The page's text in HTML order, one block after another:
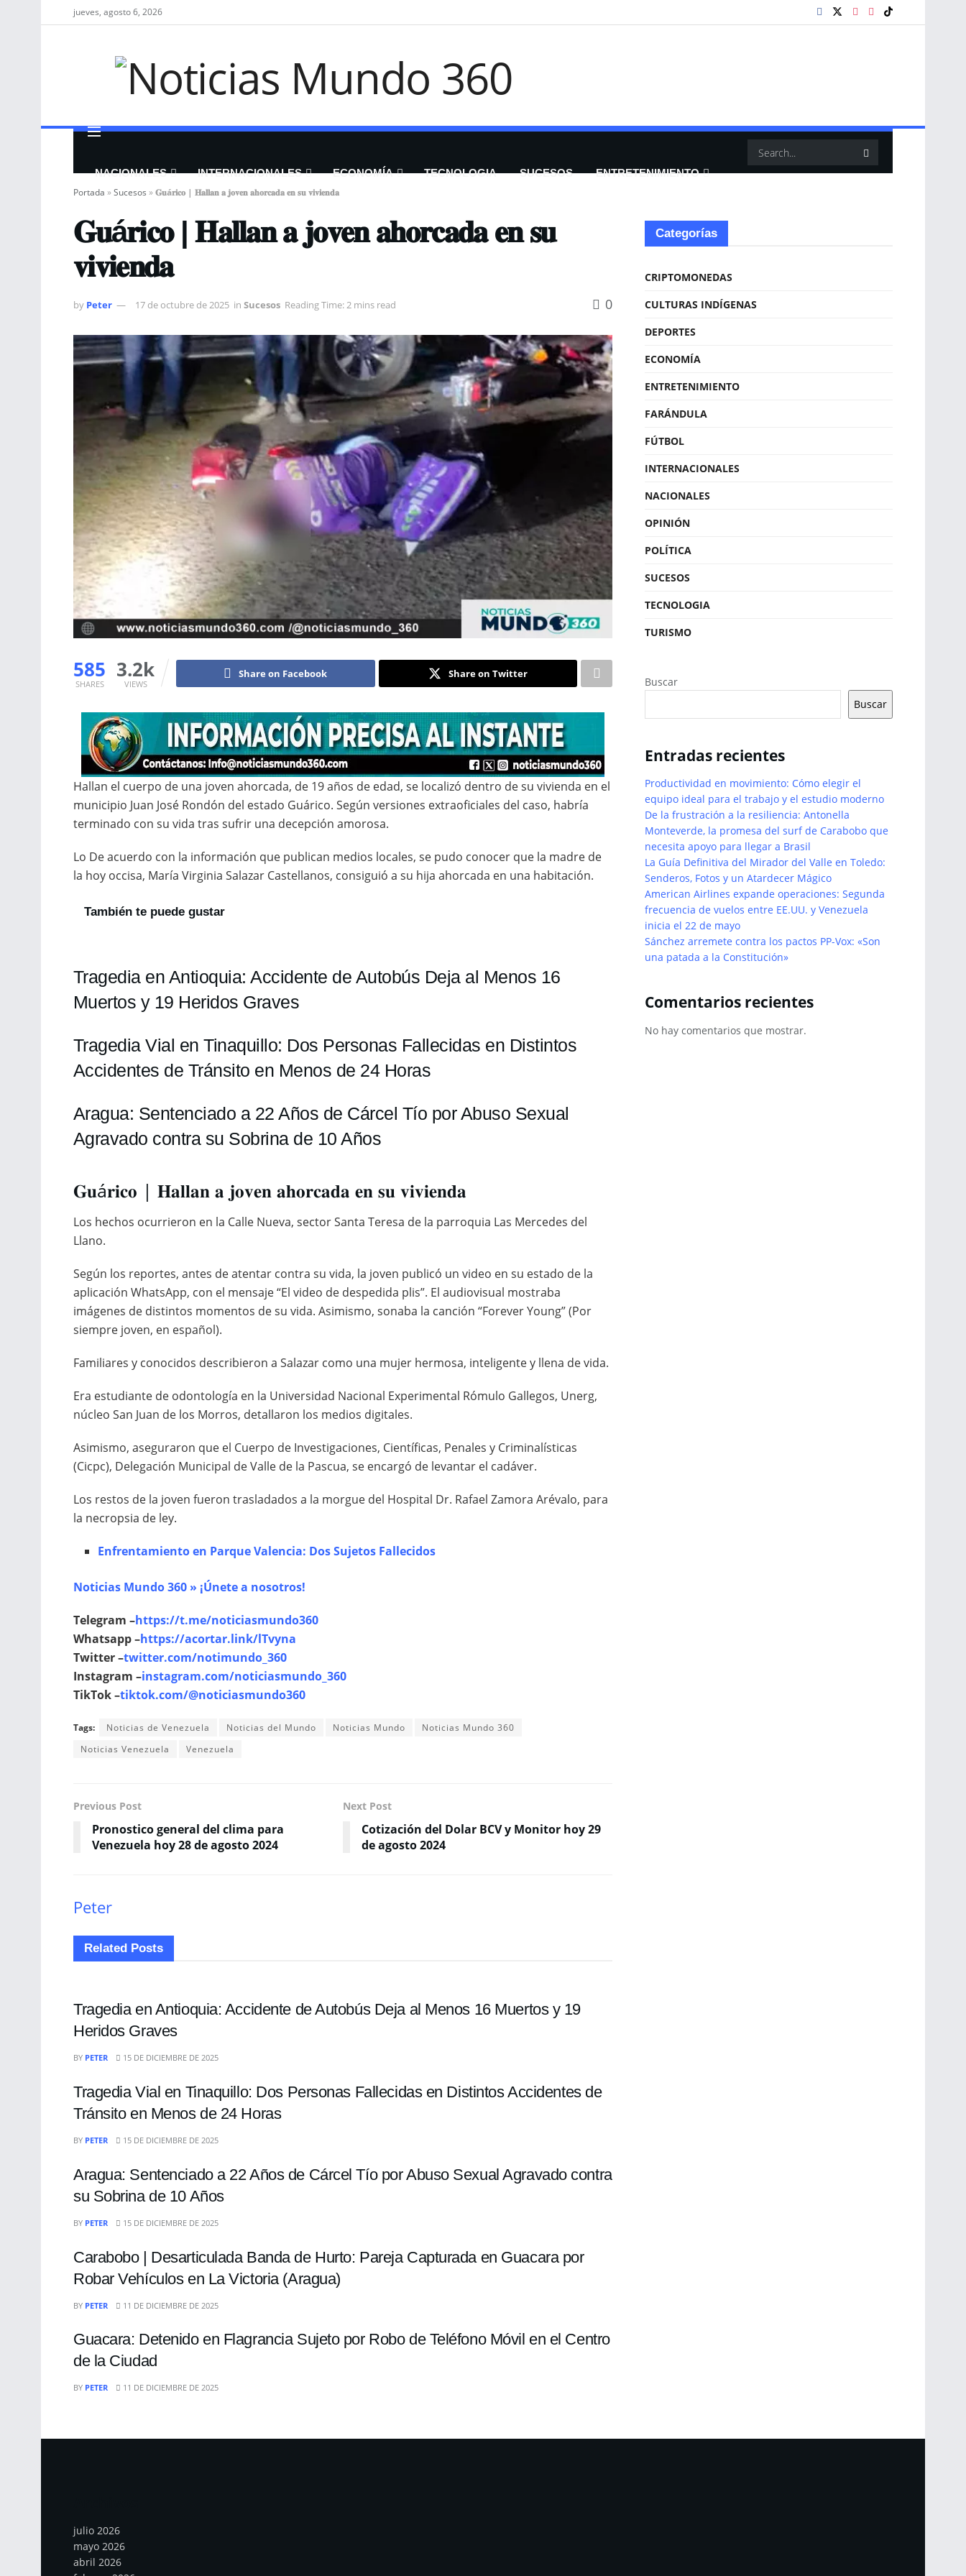
jueves, agosto 6, 2026
NACIONALES INTERNACIONALES ECONOMÍA TECNOLOGIA SUCESOS
ENTRETENIMIENTO
Portada »Sucesos »𝐆𝐮á𝐫𝐢𝐜𝐨 | 𝐇𝐚𝐥𝐥𝐚𝐧 𝐚 𝐣𝐨𝐯𝐞𝐧 𝐚𝐡𝐨𝐫𝐜𝐚𝐝𝐚 𝐞𝐧 𝐬𝐮 𝐯𝐢𝐯𝐢𝐞𝐧𝐝𝐚
𝐆𝐮á𝐫𝐢𝐜𝐨 | 𝐇𝐚𝐥𝐥𝐚𝐧 𝐚 𝐣𝐨𝐯𝐞𝐧 𝐚𝐡𝐨𝐫𝐜𝐚𝐝𝐚 𝐞𝐧 𝐬𝐮
𝐯𝐢𝐯𝐢𝐞𝐧𝐝𝐚
by Peter 17 de octubre de 2025 in Sucesos Reading Time: 2 mins read 0
585
SHARES
3.2k
VIEWS
Share on Facebook Share on Twitter
Hallan el cuerpo de una joven ahorcada, de 19 años de edad, se localizó dentro de su vivienda en el
municipio Juan José Rondón del estado Guárico. Según versiones extraoficiales del caso, habría
terminado con su vida tras sufrir una decepción amorosa.
Lo De acuerdo con la información que publican medios locales, se pudo conocer que la madre de
la hoy occisa, María Virginia Salazar Castellanos, consiguió a su hija ahorcada en una habitación.
También te puede gustar
Tragedia en Antioquia: Accidente de Autobús Deja al Menos 16
Muertos y 19 Heridos Graves
Tragedia Vial en Tinaquillo: Dos Personas Fallecidas en Distintos
Accidentes de Tránsito en Menos de 24 Horas
Aragua: Sentenciado a 22 Años de Cárcel Tío por Abuso Sexual
Agravado contra su Sobrina de 10 Años
𝐆𝐮á𝐫𝐢𝐜𝐨 | 𝐇𝐚𝐥𝐥𝐚𝐧 𝐚 𝐣𝐨𝐯𝐞𝐧 𝐚𝐡𝐨𝐫𝐜𝐚𝐝𝐚 𝐞𝐧 𝐬𝐮 𝐯𝐢𝐯𝐢𝐞𝐧𝐝𝐚
Los hechos ocurrieron en la Calle Nueva, sector Santa Teresa de la parroquia Las Mercedes del
Llano.
Según los reportes, antes de atentar contra su vida, la joven publicó un video en su estado de la
aplicación WhatsApp, con el mensaje “El video de despedida plis”. El audiovisual mostraba
imágenes de distintos momentos de su vida. Asimismo, sonaba la canción “Forever Young” (Por
siempre joven, en español).
Familiares y conocidos describieron a Salazar como una mujer hermosa, inteligente y llena de vida.
Era estudiante de odontología en la Universidad Nacional Experimental Rómulo Gallegos, Unerg,
núcleo San Juan de los Morros, detallaron los medios digitales.
Asimismo, aseguraron que el Cuerpo de Investigaciones, Científicas, Penales y Criminalísticas
(Cicpc), Delegación Municipal de Valle de la Pascua, se encargó de levantar el cadáver.
Los restos de la joven fueron trasladados a la morgue del Hospital Dr. Rafael Zamora Arévalo, para
la necropsia de ley.
Enfrentamiento en Parque Valencia: Dos Sujetos Fallecidos
Noticias Mundo 360 » ¡Únete a nosotros!
Telegram –https://t.me/noticiasmundo360
Whatsapp –https://acortar.link/lTvyna
Twitter –twitter.com/notimundo_360
Instagram –instagram.com/noticiasmundo_360
TikTok –tiktok.com/@noticiasmundo360
Tags: Noticias de Venezuela Noticias del Mundo Noticias Mundo
Noticias Mundo 360
Noticias Venezuela
Venezuela
Previous Post
Pronostico general del clima para
Venezuela hoy 28 de agosto 2024
Next Post
Cotización del Dolar BCV y Monitor hoy 29
de agosto 2024
Peter
Related Posts
Tragedia en Antioquia: Accidente de Autobús Deja al Menos 16 Muertos y 19
Heridos Graves
BY PETER 15 DE DICIEMBRE DE 2025
Tragedia Vial en Tinaquillo: Dos Personas Fallecidas en Distintos Accidentes de
Tránsito en Menos de 24 Horas
BY PETER 15 DE DICIEMBRE DE 2025
Aragua: Sentenciado a 22 Años de Cárcel Tío por Abuso Sexual Agravado contra
su Sobrina de 10 Años
BY PETER 15 DE DICIEMBRE DE 2025
Carabobo | Desarticulada Banda de Hurto: Pareja Capturada en Guacara por
Robar Vehículos en La Victoria (Aragua)
BY PETER 11 DE DICIEMBRE DE 2025
Guacara: Detenido en Flagrancia Sujeto por Robo de Teléfono Móvil en el Centro
de la Ciudad
BY PETER 11 DE DICIEMBRE DE 2025
Categorías
CRIPTOMONEDAS
CULTURAS INDÍGENAS
DEPORTES
ECONOMÍA
ENTRETENIMIENTO
FARÁNDULA
FÚTBOL
INTERNACIONALES
NACIONALES
OPINIÓN
POLÍTICA
SUCESOS
TECNOLOGIA
TURISMO
Buscar
Buscar
Entradas recientes
Productividad en movimiento: Cómo elegir el
equipo ideal para el trabajo y el estudio moderno
De la frustración a la resiliencia: Antonella
Monteverde, la promesa del surf de Carabobo que
necesita apoyo para llegar a Brasil
La Guía Definitiva del Mirador del Valle en Toledo:
Senderos, Fotos y un Atardecer Mágico
American Airlines expande operaciones: Segunda
frecuencia de vuelos entre EE.UU. y Venezuela
inicia el 22 de mayo
Sánchez arremete contra los pactos PP-Vox: «Son
una patada a la Constitución»
Comentarios recientes
No hay comentarios que mostrar.
julio 2026
mayo 2026
abril 2026